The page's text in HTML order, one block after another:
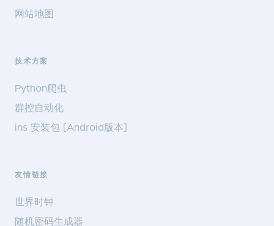
网站地图
技术方案
Python爬虫
群控自动化
ins 安装包 [Android版本]
友情链接
世界时钟
随机密码生成器